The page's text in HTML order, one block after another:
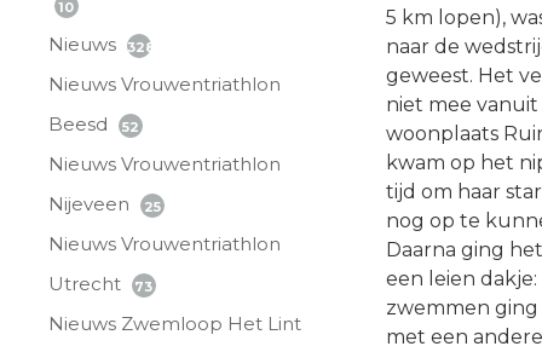
10
Nieuws 328
Nieuws Vrouwentriathlon
Beesd
52
Nieuws Vrouwentriathlon
Nijeveen
25
Nieuws Vrouwentriathlon
Utrecht
73
Nieuws Zwemloop Het Lint
5 km lopen),
naar de
geweest. Het
niet mee vanuit
woonplaats
kwam op het
tijd om haar
nog op te
Daarna ging
een leien dakje:
zwemmen ging
met een